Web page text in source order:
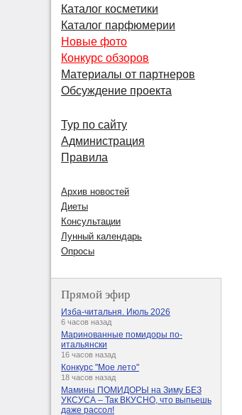
Каталог косметики
Каталог парфюмерии
Новые фото
Конкурс обзоров
Материалы от партнеров
Обсуждение проекта
Тур по сайту
Администрация
Правила
Архив новостей
Диеты
Консультации
Лунный календарь
Опросы
Прямой эфир
Изба-читальня. Июль 2026
6 часов назад
Маринованные помидоры по-
итальянски
16 часов назад
Конкурс "Мое лето"
18 часов назад
Мамины ПОМИДОРЫ на Зиму БЕЗ
УКСУСА – Так ВКУСНО, что выпьешь
даже рассол!